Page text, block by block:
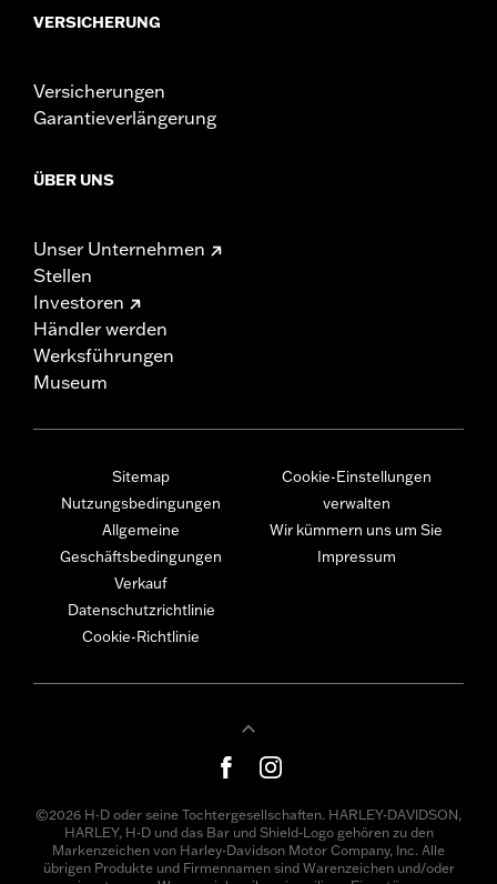
VERSICHERUNG
Versicherungen
Garantieverlängerung
ÜBER UNS
Unser Unternehmen
Stellen
Investoren
Händler werden
Werksführungen
Museum
Sitemap
Nutzungsbedingungen
Allgemeine
Geschäftsbedingungen
Verkauf
Datenschutzrichtlinie
Cookie-Richtlinie
Cookie-Einstellungen
verwalten
Wir kümmern uns um Sie
Impressum
©2026 H-D oder seine Tochtergesellschaften. HARLEY-DAVIDSON,
HARLEY, H-D und das Bar und Shield-Logo gehören zu den
Markenzeichen von Harley-Davidson Motor Company, Inc. Alle
übrigen Produkte und Firmennamen sind Warenzeichen und/oder